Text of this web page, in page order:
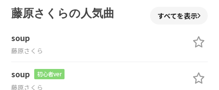
藤原さくらの人気曲 すべてを表示
soup
藤原さくら
soup 初心者ver
藤原さくら